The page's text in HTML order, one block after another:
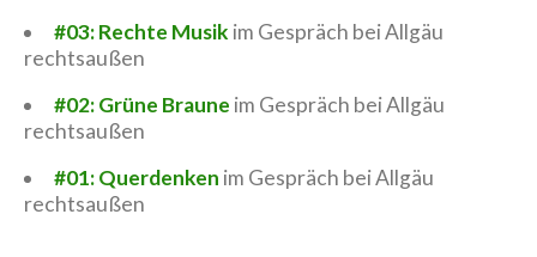
#03: Rechte Musik im Gespräch bei Allgäu
rechtsaußen
#02: Grüne Braune im Gespräch bei Allgäu
rechtsaußen
#01: Querdenken im Gespräch bei Allgäu
rechtsaußen